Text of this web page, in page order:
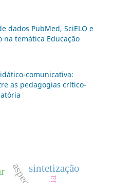
dados PubMed, SciELO e
na temática Educação
comunicativa:
as pedagogias crítico-
sintetização